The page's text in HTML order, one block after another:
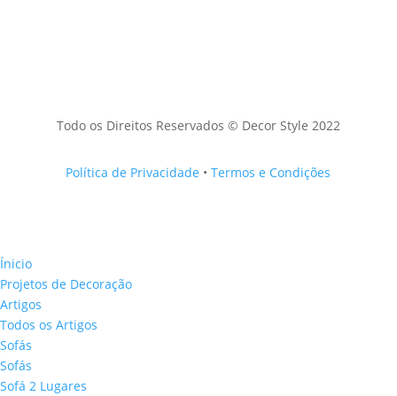
Todo os Direitos Reservados © Decor Style 2022
Política de Privacidade •Termos e Condições
Ínicio
Projetos de Decoração
Artigos
Todos os Artigos
Sofás
Sofás
Sofá 2 Lugares